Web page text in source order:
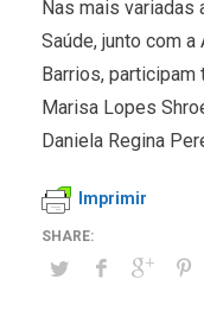
Nas mais
Saúde, junto com a
Barrios,
Marisa Lopes
Daniela Regina
Imprimir